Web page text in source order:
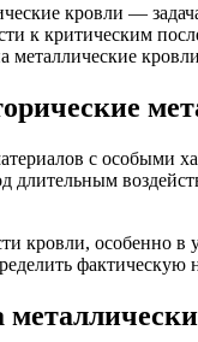
кровли —
к критическим
с особыми
кровли, особенно